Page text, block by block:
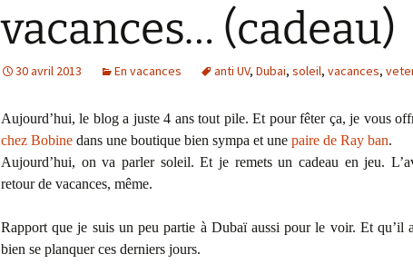
vacances… (cadeau)
30 avril 2013 En vacances anti UV, Dubai, soleil, vacances,
Aujourd’hui, le blog a juste 4 ans tout pile. Et pour fêter ça, je vous
chez Bobine dans une boutique bien sympa et une paire de Ray ban.
Aujourd’hui, on va parler soleil. Et je remets un cadeau en jeu.
retour de vacances, même.
Rapport que je suis un peu partie à Dubaï aussi pour le voir. Et qu’il
bien se planquer ces derniers jours.